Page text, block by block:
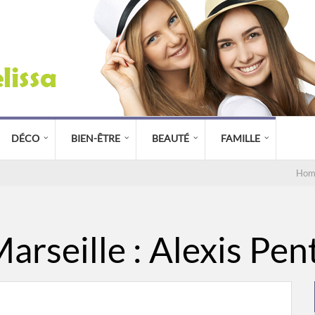
DÉCO BIEN-ÊTRE BEAUTÉ FAMILLE
: Alexis